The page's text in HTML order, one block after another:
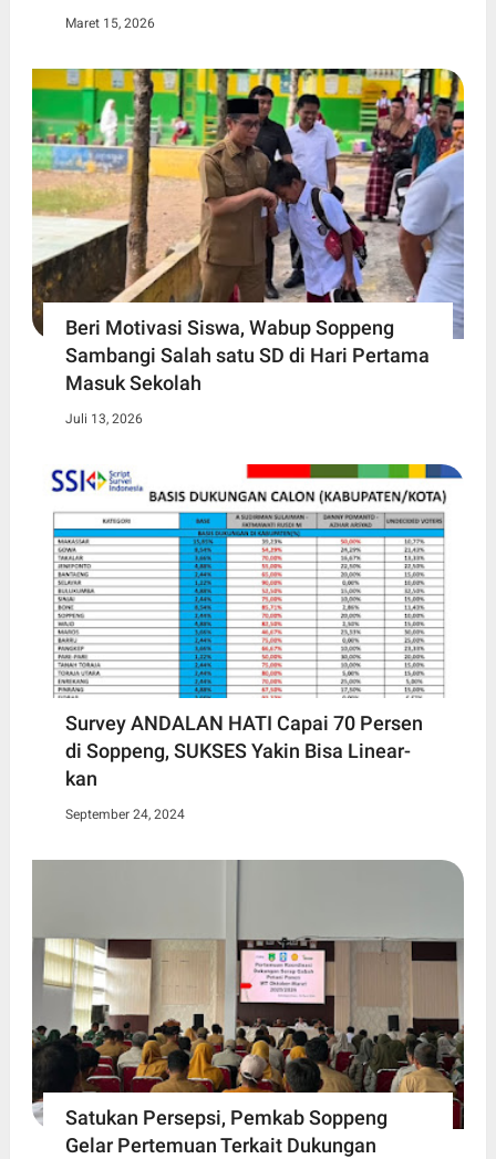
Maret 15, 2026
Beri Motivasi Siswa, Wabup Soppeng
Sambangi Salah satu SD di Hari Pertama
Masuk Sekolah
Juli 13, 2026
Survey ANDALAN HATI Capai 70 Persen
di Soppeng, SUKSES Yakin Bisa Linear-
kan
September 24, 2024
Satukan Persepsi, Pemkab Soppeng
Gelar Pertemuan Terkait Dukungan